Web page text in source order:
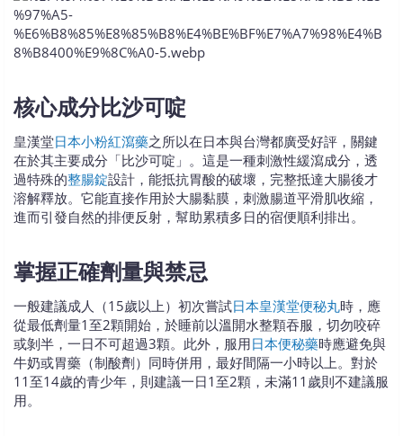
核心成分比沙可啶​
皇漢堂日本小粉紅瀉藥之所以在日本與台灣都廣受好評，關鍵
在於其主要成分「比沙可啶」。這是一種刺激性緩瀉成分，透
過特殊的整腸錠設計，能抵抗胃酸的破壞，完整抵達大腸後才
溶解釋放。它能直接作用於大腸黏膜，刺激腸道平滑肌收縮，
進而引發自然的排便反射，幫助累積多日的宿便順利排出。
掌握正確劑量與禁忌​
一般建議成人（15歲以上）初次嘗試日本皇漢堂便秘丸時，應
從最低劑量1至2顆開始，於睡前以溫開水整顆吞服，切勿咬碎
或剝半，一日不可超過3顆。此外，服用日本便秘藥時應避免與
牛奶或胃藥（制酸劑）同時併用，最好間隔一小時以上。對於
11至14歲的青少年，則建議一日1至2顆，未滿11歲則不建議服
用。